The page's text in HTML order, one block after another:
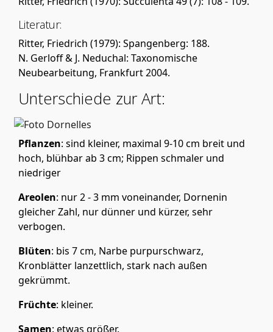
Literatur:
Ritter, Friedrich (1979): Spangenberg: 188.
N. Gerloff & J. Neduchal: Taxonomische
Neubearbeitung, Frankfurt 2004.
Unterschiede zur Art:
Pflanzen: sind kleiner, maximal 9-10 cm breit und
hoch, blühbar ab 3 cm; Rippen schmaler und
niedriger
Areolen: nur 2 - 3 mm voneinander, Dornenin
gleicher Zahl, nur dünner und kürzer, sehr
verbogen.
Blüten: bis 7 cm, Narbe purpurschwarz,
Kronblätter lanzettlich, stark nach außen
gekrümmt.
Früchte: kleiner.
Samen: etwas größer.